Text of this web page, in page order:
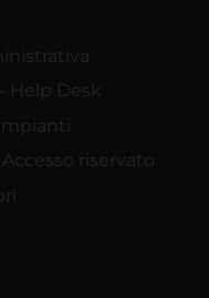
Help Desk
riservato